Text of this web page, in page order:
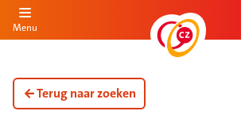
de inhoud
Menu
Terug naar zoeken